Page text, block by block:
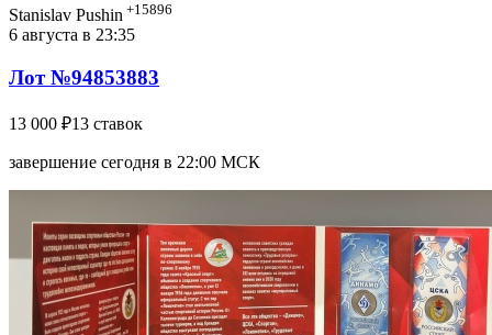
Stanislav Pushin +15896
6 августа в 23:35
Лот №94853883
13 000 ₽13 ставок
завершение сегодня в 22:00 МСК